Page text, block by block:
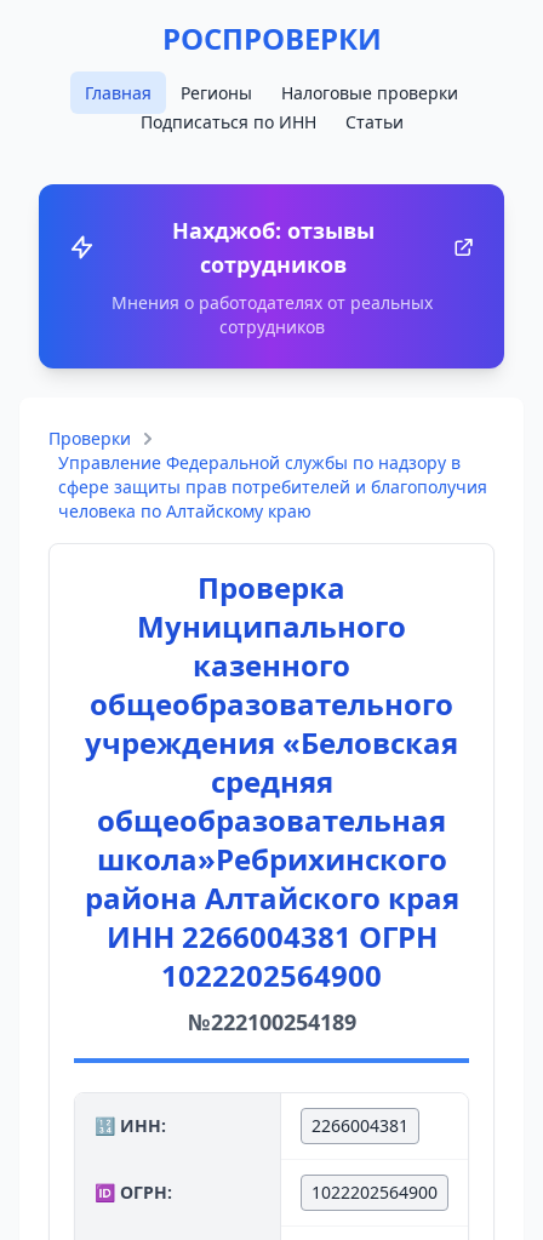
РОСПРОВЕРКИ
Главная Регионы
Налоговые проверки
Подписаться по ИНН
Статьи
Нахджоб: отзывы
сотрудников
Мнения о работодателях от реальных
сотрудников
Проверки
Управление Федеральной службы по надзору в
сфере защиты прав потребителей и благополучия
человека по Алтайскому краю
Проверка
Муниципального
казенного
общеобразовательного
учреждения «Беловская
средняя
общеобразовательная
школа»Ребрихинского
района Алтайского края
ИНН 2266004381 ОГРН
1022202564900
№222100254189
🔢 ИНН: 2266004381
🆔 ОГРН: 1022202564900